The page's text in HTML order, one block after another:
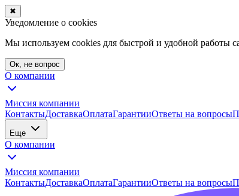
✖
Уведомление о cookies
Мы используем cookies для быстрой и удобной работы
Ок, не вопрос
О компании
Миссия компании
КонтактыДоставкаОплатаГарантииОтветы на вопросы
Еще
О компании
Миссия компании
КонтактыДоставкаОплатаГарантииОтветы на вопросы